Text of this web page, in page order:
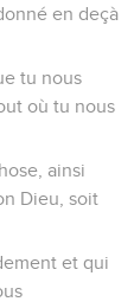
en deçà
tu nous
où tu nous
ainsi
Dieu, soit
et qui